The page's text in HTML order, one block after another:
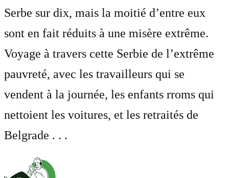
Serbe sur dix, mais la moitié d’entre eux
sont en fait réduits à une misère extrême.
Voyage à travers cette Serbie de l’extrême
pauvreté, avec les travailleurs qui se
vendent à la journée, les enfants rroms qui
nettoient les voitures, et les retraités de
Belgrade . . .